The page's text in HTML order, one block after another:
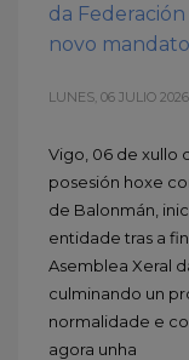
da
novo mandato
LUNES, 06 JULIO 2026
Vigo, 06 de xullo
posesión hoxe
de Balonmán,
entidade tras a
Asemblea Xeral
culminando un
normalidade e
agora unha